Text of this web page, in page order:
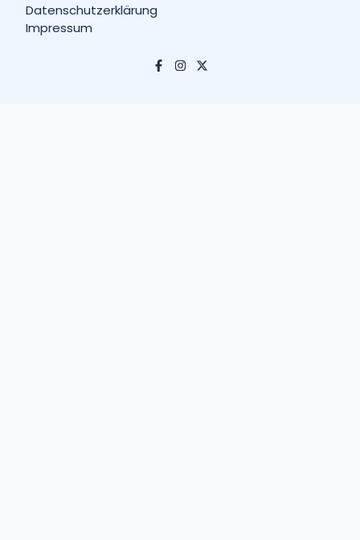
Datenschutzerklärung
Impressum